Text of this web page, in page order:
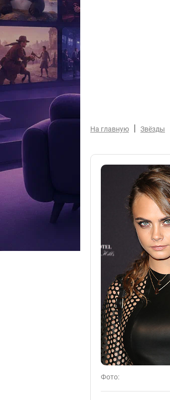
На главную | Звёзды
Фото: